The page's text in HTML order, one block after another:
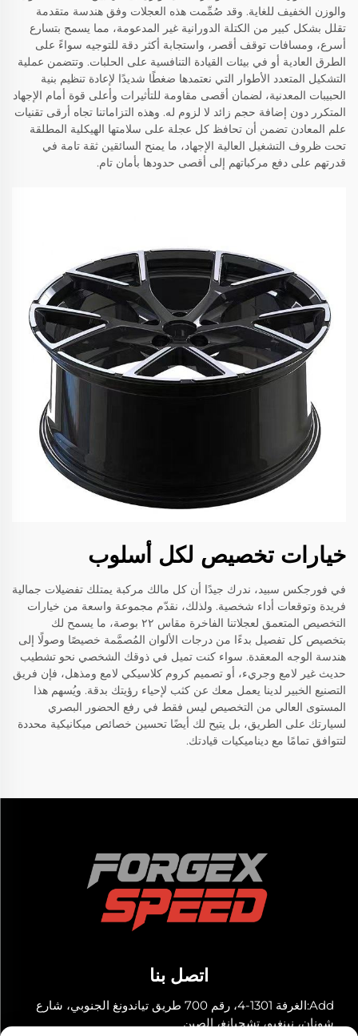
والوزن الخفيف للغاية. وقد صُمِّمت هذه العجلات وفق هندسة متقدمة
تقلل بشكل كبير من الكتلة الدورانية غير المدعومة، مما يسمح بتسارع
أسرع، ومسافات توقف أقصر، واستجابة أكثر دقة للتوجيه سواءً على
الطرق العادية أو في بيئات القيادة التنافسية على الحلبات. وتتضمن عملية
التشكيل المتعدد الأطوار التي نعتمدها ضغطًا شديدًا لإعادة تنظيم بنية
الحبيبات المعدنية، لضمان أقصى مقاومة للتأثيرات وأعلى قوة أمام الإجهاد
المتكرر دون إضافة حجم زائد لا لزوم له. وهذه التزاماتنا تجاه أرقى تقنيات
علم المعادن تضمن أن تحافظ كل عجلة على سلامتها الهيكلية المطلقة
تحت ظروف التشغيل العالية الإجهاد، ما يمنح السائقين ثقة تامة في
قدرتهم على دفع مركباتهم إلى أقصى حدودها بأمان تام.
خيارات تخصيص لكل أسلوب
في فورجكس سبيد، ندرك جيدًا أن كل مالك مركبة يمتلك تفضيلات جمالية
فريدة وتوقعات أداء شخصية. ولذلك، نقدّم مجموعة واسعة من خيارات
التخصيص المتعمق لعجلاتنا الفاخرة مقاس ٢٢ بوصة، ما يسمح لك
بتخصيص كل تفصيل بدءًا من درجات الألوان المُصمَّمة خصيصًا وصولًا إلى
هندسة الوجه المعقدة. سواء كنت تميل في ذوقك الشخصي نحو تشطيب
حديث غير لامع وجريء، أو تصميم كروم كلاسيكي لامع ومذهل، فإن فريق
التصنيع الخبير لدينا يعمل معك عن كثب لإحياء رؤيتك بدقة. ويُسهم هذا
المستوى العالي من التخصيص ليس فقط في رفع الحضور البصري
لسيارتك على الطريق، بل يتيح لك أيضًا تحسين خصائص ميكانيكية محددة
لتتوافق تمامًا مع ديناميكيات قيادتك.
اتصل بنا
Add:الغرفة 1301-4، رقم 700 طريق تياندونغ الجنوبي، شارع
شونان، نينغبو، تشجيانغ، الصين